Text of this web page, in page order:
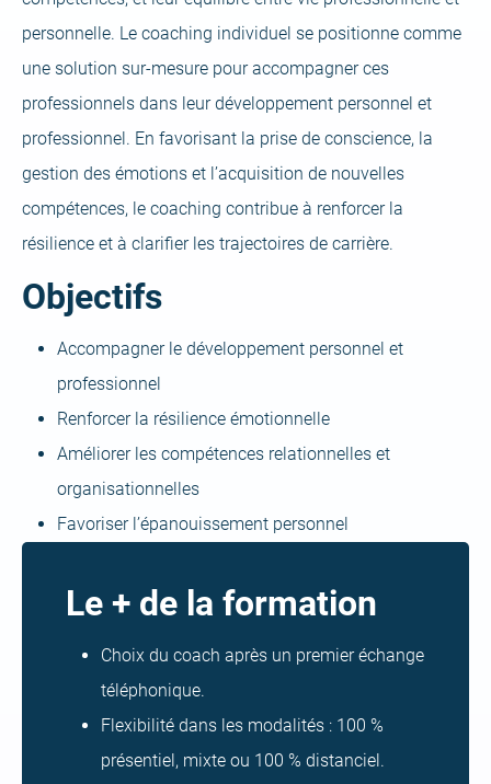
personnelle. Le coaching individuel se positionne comme
une solution sur-mesure pour accompagner ces
professionnels dans leur développement personnel et
professionnel. En favorisant la prise de conscience, la
gestion des émotions et l’acquisition de nouvelles
compétences, le coaching contribue à renforcer la
résilience et à clarifier les trajectoires de carrière.
Objectifs
Accompagner le développement personnel et
professionnel
Renforcer la résilience émotionnelle
Améliorer les compétences relationnelles et
organisationnelles
Favoriser l’épanouissement personnel
Le + de la formation
Choix du coach après un premier échange
téléphonique.
Flexibilité dans les modalités : 100 %
présentiel, mixte ou 100 % distanciel.